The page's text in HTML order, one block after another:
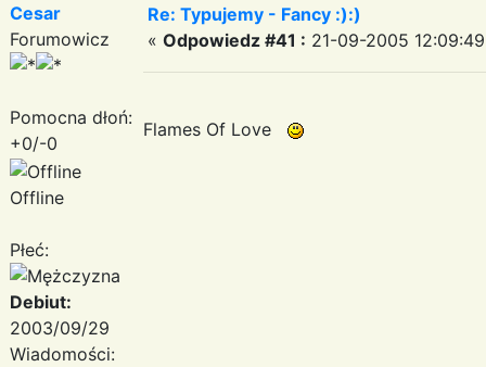
Cesar
Forumowicz
Pomocna dłoń:
+0/-0
Offline
Płeć:
Debiut:
2003/09/29
Wiadomości:
Re: Typujemy - Fancy :):)
« Odpowiedz #41 : 21-09-2005
Flames Of Love